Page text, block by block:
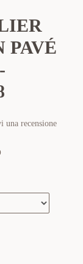
PAVÉ
una recensione